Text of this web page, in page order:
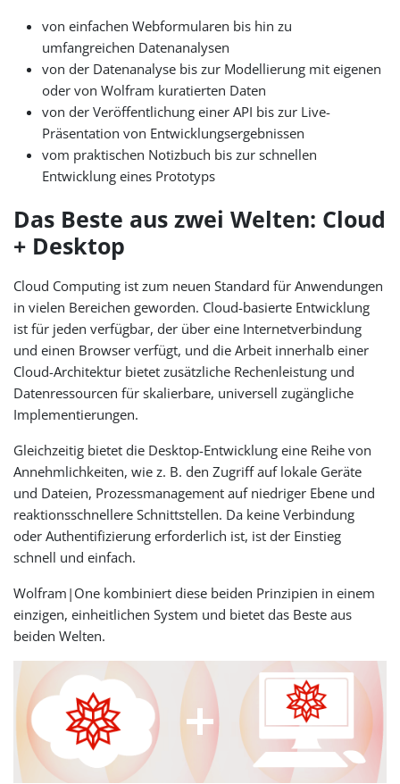
von einfachen Webformularen bis hin zu
umfangreichen Datenanalysen
von der Datenanalyse bis zur Modellierung mit eigenen
oder von Wolfram kuratierten Daten
von der Veröffentlichung einer API bis zur Live-
Präsentation von Entwicklungsergebnissen
vom praktischen Notizbuch bis zur schnellen
Entwicklung eines Prototyps
Das Beste aus zwei Welten: Cloud
+ Desktop
Cloud Computing ist zum neuen Standard für Anwendungen
in vielen Bereichen geworden. Cloud-basierte Entwicklung
ist für jeden verfügbar, der über eine Internetverbindung
und einen Browser verfügt, und die Arbeit innerhalb einer
Cloud-Architektur bietet zusätzliche Rechenleistung und
Datenressourcen für skalierbare, universell zugängliche
Implementierungen.
Gleichzeitig bietet die Desktop-Entwicklung eine Reihe von
Annehmlichkeiten, wie z. B. den Zugriff auf lokale Geräte
und Dateien, Prozessmanagement auf niedriger Ebene und
reaktionsschnellere Schnittstellen. Da keine Verbindung
oder Authentifizierung erforderlich ist, ist der Einstieg
schnell und einfach.
Wolfram|One kombiniert diese beiden Prinzipien in einem
einzigen, einheitlichen System und bietet das Beste aus
beiden Welten.